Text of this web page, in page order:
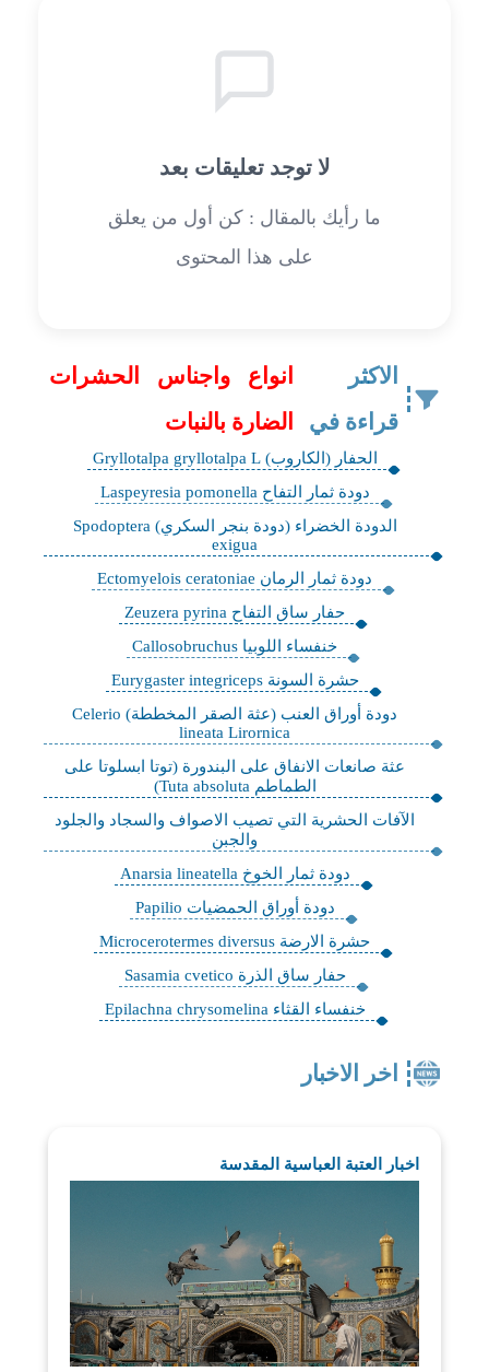
لا توجد تعليقات بعد
ما رأيك بالمقال : كن أول من يعلق
على هذا المحتوى
الاكثر
قراءة في
انواع واجناس الحشرات
الضارة بالنبات
الحفار (الكاروب) Gryllotalpa gryllotalpa L
دودة ثمار التفاح Laspeyresia pomonella
الدودة الخضراء (دودة بنجر السكري) Spodoptera
exigua
دودة ثمار الرمان Ectomyelois ceratoniae
حفار ساق التفاح Zeuzera pyrina
خنفساء اللوبيا Callosobruchus
حشرة السونة Eurygaster integriceps
دودة أوراق العنب (عثة الصقر المخططة) Celerio
lineata Lirornica
عثة صانعات الانفاق على البندورة (توتا ابسلوتا على
الطماطم Tuta absoluta)
الآفات الحشرية التي تصيب الاصواف والسجاد والجلود
والجبن
دودة ثمار الخوخ Anarsia lineatella
دودة أوراق الحمضيات Papilio
حشرة الارضة Microcerotermes diversus
حفار ساق الذرة Sasamia cvetico
خنفساء القثاء Epilachna chrysomelina
اخر الاخبار
اخبار العتبة العباسية المقدسة